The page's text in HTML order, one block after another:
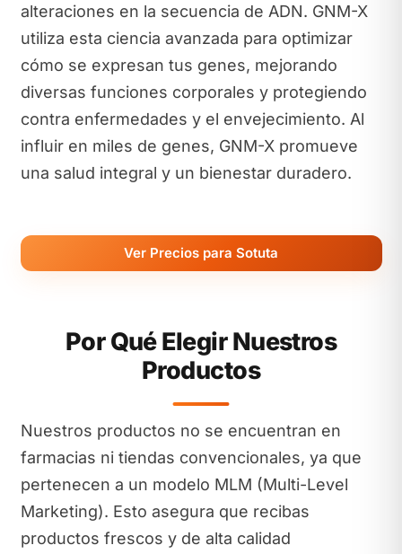
alteraciones en la secuencia de ADN. GNM-X
utiliza esta ciencia avanzada para optimizar
cómo se expresan tus genes, mejorando
diversas funciones corporales y protegiendo
contra enfermedades y el envejecimiento. Al
influir en miles de genes, GNM-X promueve
una salud integral y un bienestar duradero.
Ver Precios para Sotuta
Por Qué Elegir Nuestros
Productos
Nuestros productos no se encuentran en
farmacias ni tiendas convencionales, ya que
pertenecen a un modelo MLM (Multi-Level
Marketing). Esto asegura que recibas
productos frescos y de alta calidad